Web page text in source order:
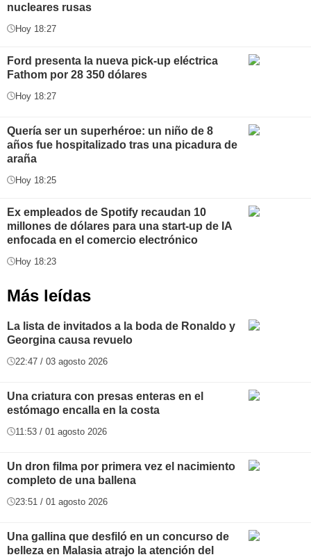
nucleares rusas
Hoy 18:27
Ford presenta la nueva pick-up eléctrica
Fathom por 28 350 dólares
Hoy 18:27
Quería ser un superhéroe: un niño de 8
años fue hospitalizado tras una picadura de
araña
Hoy 18:25
Ex empleados de Spotify recaudan 10
millones de dólares para una start-up de IA
enfocada en el comercio electrónico
Hoy 18:23
Más leídas
La lista de invitados a la boda de Ronaldo y
Georgina causa revuelo
22:47 / 03 agosto 2026
Una criatura con presas enteras en el
estómago encalla en la costa
11:53 / 01 agosto 2026
Un dron filma por primera vez el nacimiento
completo de una ballena
23:51 / 01 agosto 2026
Una gallina que desfiló en un concurso de
belleza en Malasia atrajo la atención del